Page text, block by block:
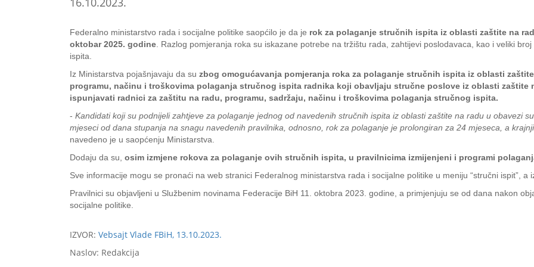
Federalno ministarstvo rada i socijalne politike saopćilo je da je rok za polaganje stručnih ispita iz oblasti zaštite na
oktobar 2025. godine . Razlog pomjeranja roka su iskazane potrebe na tržištu rada, zahtijevi poslodavaca, kao i veliki
ispita.
Iz Ministarstva pojašnjavaju da su zbog omogućavanja pomjeranja roka za polaganje stručnih ispita iz oblasti
programu, načinu i troškovima polaganja stručnog ispita radnika koji obavljaju stručne poslove iz oblasti zaštite
ispunjavati radnici za zaštitu na radu, programu, sadržaju, načinu i troškovima polaganja stručnog ispita.
- Kandidati koji su podnijeli zahtjeve za polaganje jednog od navedenih stručnih ispita iz oblasti zaštite na radu u obavezi
mjeseci od dana stupanja na snagu navedenih pravilnika, odnosno, rok za polaganje je prolongiran za 24 mjeseca, a
navedeno je u saopćenju Ministarstva.
Dodaju da su, osim izmjene rokova za polaganje ovih stručnih ispita, u pravilnicima izmijenjeni i programi
Sve informacije mogu se pronaći na web stranici Federalnog ministarstva rada i socijalne politike u meniju “stručni ispit”, a
Pravilnici su objavljeni u Službenim novinama Federacije BiH 11. oktobra 2023. godine, a primjenjuju se od dana nakon
socijalne politike.
IZVOR: Vebsajt Vlade FBiH, 13.10.2023.
Naslov: Redakcija